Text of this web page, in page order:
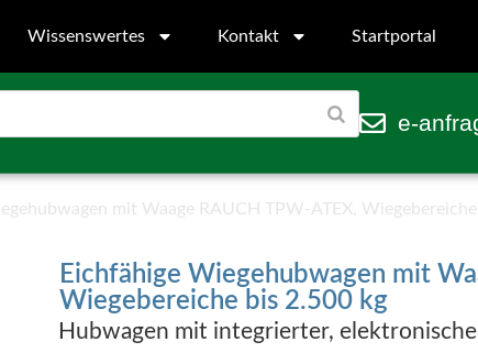
Wissenswertes Kontakt Startportal
e-
mit Waage RAUCH TPW-ATEX,
Eichfähige Wiegehubwagen mit
Wiegebereiche bis 2.500 kg
Hubwagen mit integrierter,